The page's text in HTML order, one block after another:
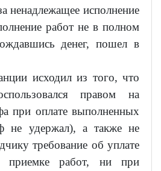
ненадлежащее исполнение
работ не в полном
денег, пошел в
исходил из того, что
правом на
при оплате выполненных
не удержал), а также не
требование об уплате
работ, ни при